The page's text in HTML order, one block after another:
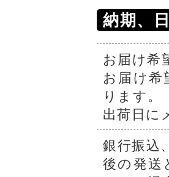
納期、
お届け希
お届け希
ります。
出荷日に
銀行振込
後の発送